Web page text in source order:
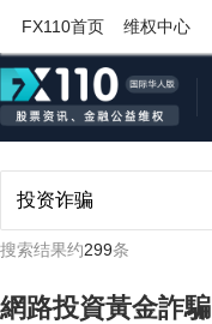
FX110首页 维权中心
搜索结果约299条
網路投資黃金詐騙